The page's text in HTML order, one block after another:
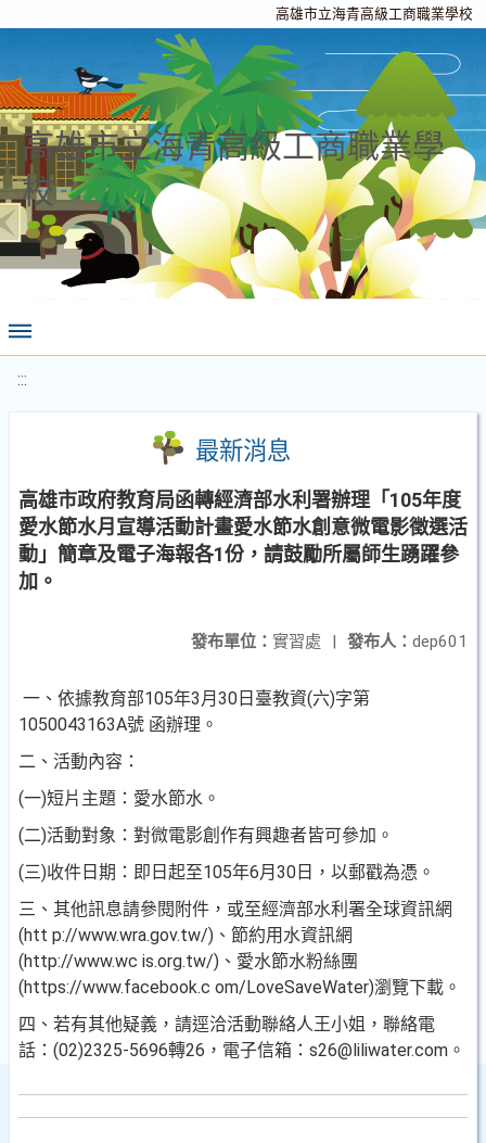
高雄市立海青高級工商職業學校
高雄市立海青高級工商職業學
校
:::
最新消息
高雄市政府教育局函轉經濟部水利署辦理「105年度
愛水節水月宣導活動計畫愛水節水創意微電影徵選活
動」簡章及電子海報各1份，請鼓勵所屬師生踴躍參
加。
發布人： dep601
發布單位： 實習處 |
一、依據教育部105年3月30日臺教資(六)字第
1050043163A號 函辦理。
二、活動內容：
(一)短片主題：愛水節水。
(二)活動對象：對微電影創作有興趣者皆可參加。
(三)收件日期：即日起至105年6月30日，以郵戳為憑。
三、其他訊息請參閱附件，或至經濟部水利署全球資訊網
(htt p://www.wra.gov.tw/)、節約用水資訊網
(http://www.wc is.org.tw/)、愛水節水粉絲團
(https://www.facebook.c om/LoveSaveWater)瀏覽下載。
四、若有其他疑義，請逕洽活動聯絡人王小姐，聯絡電
話：(02)2325-5696轉26，電子信箱：s26@liliwater.com。